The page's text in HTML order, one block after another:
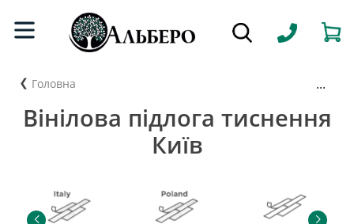
Головна ...
Вінілова підлога тиснення
Київ